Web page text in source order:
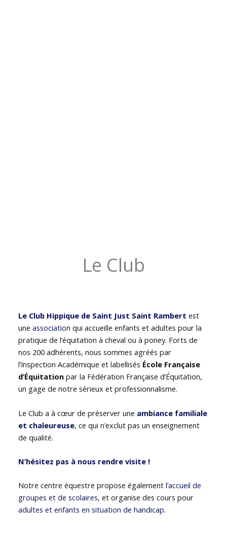
Le Club
Le Club Hippique de Saint Just Saint Rambert est
uneassociation qui accueille enfants et adultes pour la
pratique de l’équitation à cheval ou à poney. Forts de
nos 200 adhérents, nous sommes agréés par
l’Inspection Académique et labellisés École Française
d’Équitation par la Fédération Française d’Équitation,
un gage de notre sérieux et professionnalisme.
Le Club a à cœur de préserver une ambiance familiale
et chaleureuse, ce qui n’exclut pas un enseignement
de qualité.
N’hésitez pas à nous rendre visite !
Notre centre équestre propose égalementl’accueil de
groupes et de scolaires, et organise des cours pour
adultes et enfants en situation de handicap.